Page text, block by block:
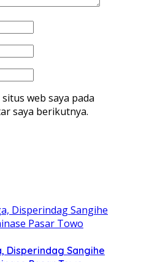
web saya pada
saya berikutnya.
Disperindag Sangihe